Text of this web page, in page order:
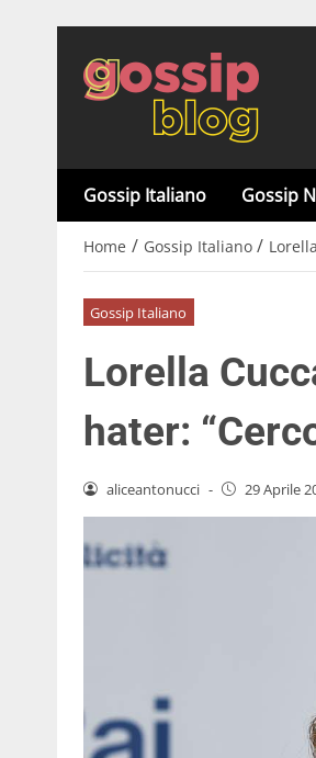
Gossip Italiano Gossip
Home / Gossip Italiano /
Gossip Italiano
Lorella
hater:
aliceantonucci - 29 Aprile